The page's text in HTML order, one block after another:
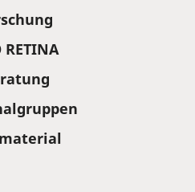
RETINA